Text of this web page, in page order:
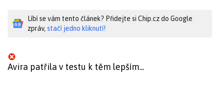
Líbí se vám tento článek? Přidejte si Chip.cz do Google
zpráv, stačí jedno kliknutí!
Avira patřila v testu k těm lepším...